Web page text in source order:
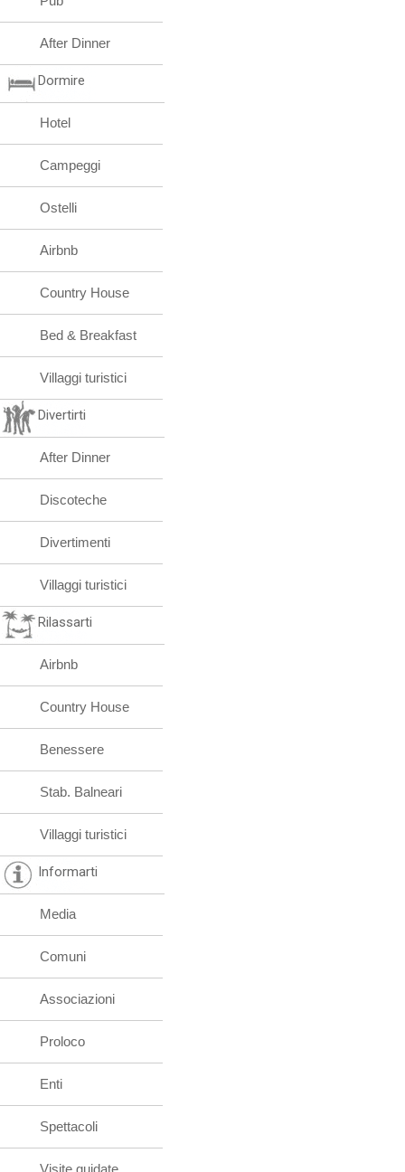
After Dinner
Dormire
Hotel
Campeggi
Ostelli
Airbnb
Country House
Bed & Breakfast
Villaggi turistici
Divertirti
After Dinner
Discoteche
Divertimenti
Villaggi turistici
Rilassarti
Airbnb
Country House
Benessere
Stab. Balneari
Villaggi turistici
Informarti
Media
Comuni
Associazioni
Proloco
Enti
Spettacoli
Visite guidate